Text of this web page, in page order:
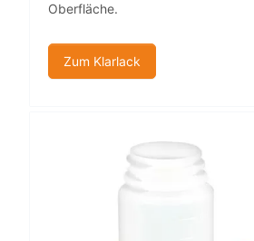
Oberfläche.
Zum Klarlack